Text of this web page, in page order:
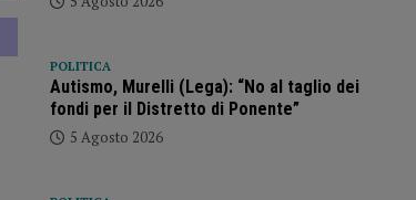
POLITICA
Autismo, Murelli (Lega): “No al taglio dei
fondi per il Distretto di Ponente”
5 Agosto 2026